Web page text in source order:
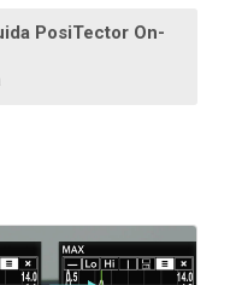
PosiTector On-